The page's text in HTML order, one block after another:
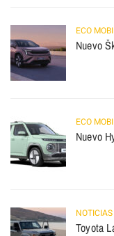
ECO
Nuevo
ECO
Nuevo
NOTICIAS
Toyota